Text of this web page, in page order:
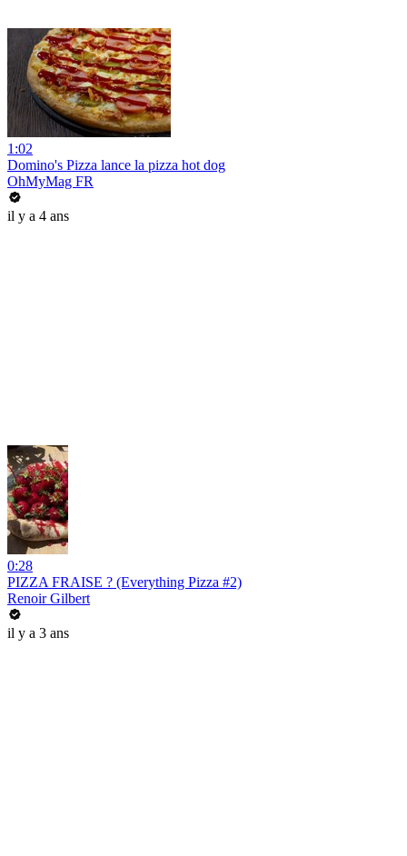
1:02
Domino's Pizza lance la pizza hot dog
OhMyMag FR
il y a 4 ans
0:28
PIZZA FRAISE ? (Everything Pizza #2)
Renoir Gilbert
il y a 3 ans